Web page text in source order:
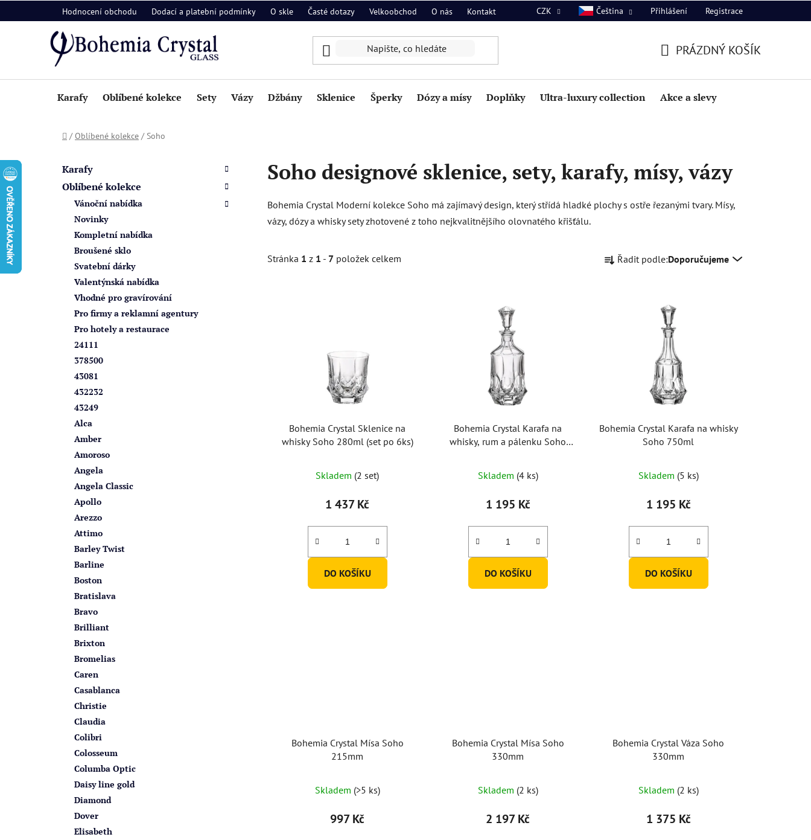
na
Hodnocení obchodu Dodací a platební podmínky O skle Časté dotazy Velkoobchod O nás Kontakt CZK Čeština Přihlášení Registrace
KOŠÍK
PRÁZDNÝ KOŠÍK
Karafy Oblíbené kolekce Sety Vázy Džbány Sklenice Šperky Dózy a mísy Doplňky Ultra-luxury collection Akce a slevy
Domů
/ Oblíbené kolekce / Soho
kategorie
Karafy
Oblíbené kolekce
Vánoční nabídka
Novinky
Kompletní nabídka
Broušené sklo
Svatební dárky
Valentýnská nabídka
Vhodné pro gravírování
Pro firmy a reklamní agentury
Pro hotely a restaurace
24111
378500
43081
432232
43249
Alca
Amber
Amoroso
Angela
Angela Classic
Apollo
Arezzo
Attimo
Barley Twist
Barline
Boston
Bratislava
Bravo
Brilliant
Brixton
Bromelias
Caren
Casablanca
Christie
Claudia
Colibri
Colosseum
Columba Optic
Daisy line gold
Diamond
Dover
Elisabeth
Soho designové sklenice, sety, karafy, mísy, vázy
Bohemia Crystal Moderní kolekce Soho má zajímavý design, který střídá hladké plochy s ostře řezanými tvary. Mísy,
vázy, dózy a whisky sety zhotovené z toho nejkvalitnějšího olovnatého křišťálu.
Stránka 1 z 1 - 7 položek celkem
a
k
t
Řadit podle:Doporučujeme
Bohemia Crystal Sklenice na
whisky Soho 280ml (set po 6ks)
Skladem (2 set)
1 437 Kč
DO KOŠÍKU
Bohemia Crystal Karafa na
whisky, rum a pálenku Soho
Skladem (4 ks)
1 195 Kč
DO KOŠÍKU
Bohemia Crystal Karafa na whisky
Soho 750ml
Skladem (5 ks)
1 195 Kč
DO KOŠÍKU
Bohemia Crystal Mísa Soho
215mm
Skladem (>5 ks)
997 Kč
Bohemia Crystal Mísa Soho
330mm
Skladem (2 ks)
2 197 Kč
Bohemia Crystal Váza Soho
330mm
Skladem (2 ks)
1 375 Kč